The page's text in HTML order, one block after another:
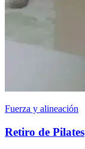
Fuerza y alineación
Retiro de Pilates